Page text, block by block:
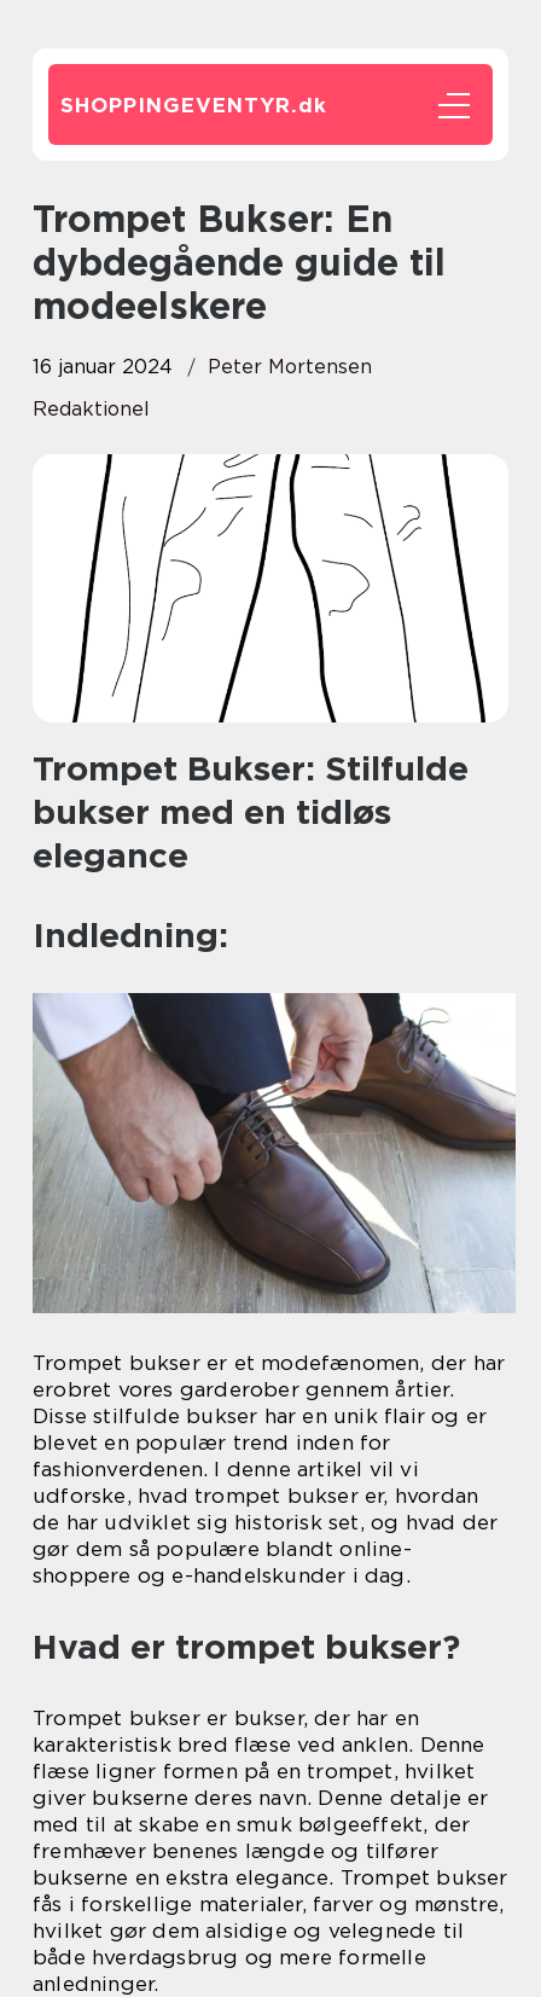
SHOPPINGEVENTYR.dk
Trompet Bukser: En
dybdegående guide til
modeelskere
16 januar 2024
Peter Mortensen
Redaktionel
Trompet Bukser: Stilfulde
bukser med en tidløs
elegance
Indledning:
Trompet bukser er et modefænomen, der har
erobret vores garderober gennem årtier.
Disse stilfulde bukser har en unik flair og er
blevet en populær trend inden for
fashionverdenen. I denne artikel vil vi
udforske, hvad trompet bukser er, hvordan
de har udviklet sig historisk set, og hvad der
gør dem så populære blandt online-
shoppere og e-handelskunder i dag.
Hvad er trompet bukser?
Trompet bukser er bukser, der har en
karakteristisk bred flæse ved anklen. Denne
flæse ligner formen på en trompet, hvilket
giver bukserne deres navn. Denne detalje er
med til at skabe en smuk bølgeeffekt, der
fremhæver benenes længde og tilfører
bukserne en ekstra elegance. Trompet bukser
fås i forskellige materialer, farver og mønstre,
hvilket gør dem alsidige og velegnede til
både hverdagsbrug og mere formelle
anledninger.